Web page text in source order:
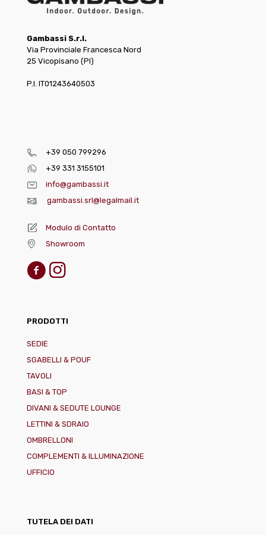
Gambassi S.r.l.
Via Provinciale Francesca Nord
25 Vicopisano (PI)
P.I. IT01243640503
+39 050 799296
+39 331 3155101
info@gambassi.it
gambassi.srl@legalmail.it
Modulo di Contatto
Showroom
PRODOTTI
SEDIE
SGABELLI & POUF
TAVOLI
BASI & TOP
DIVANI & SEDUTE LOUNGE
LETTINI & SDRAIO
OMBRELLONI
COMPLEMENTI & ILLUMINAZIONE
UFFICIO
TUTELA DEI DATI